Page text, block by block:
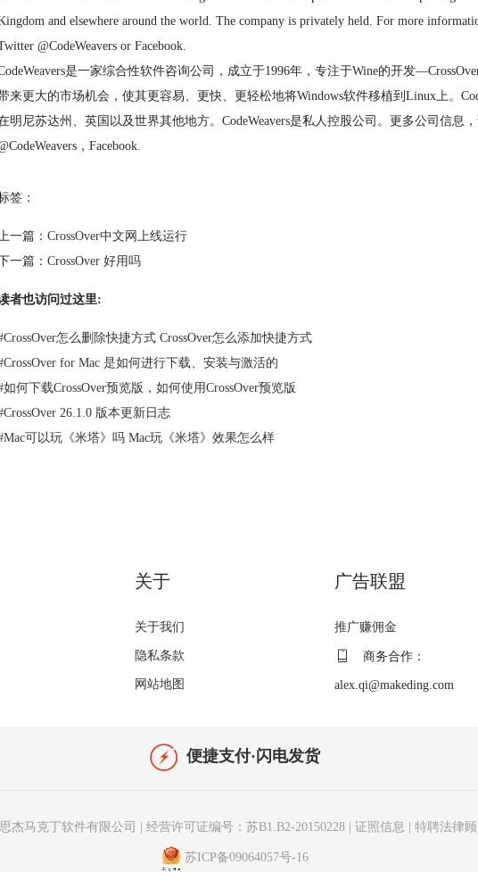
and elsewhere around the world. The company is privately held. For more
@CodeWeavers or Facebook.
是一家综合性软件咨询公司，成立于1996年，专注于Wine的开发
来更大的市场机会，使其更容易、更快、更轻松地将Windows软件移植到Linux上。
明尼苏达州、英国以及世界其他地方。CodeWeavers是私人控股公司。更多公司信息，
，Facebook.
签：
一篇： CrossOver中文网上线运行
一篇： CrossOver 好用吗
者也访问过这里:
CrossOver怎么删除快捷方式 CrossOver怎么添加快捷方式
CrossOver for Mac 是如何进行下载、安装与激活的
如何下载CrossOver预览版，如何使用CrossOver预览版
CrossOver 26.1.0 版本更新日志
Mac可以玩《米塔》吗 Mac玩《米塔》效果怎么样
关于
关于我们
隐私条款
网站地图
广告联盟
推广赚佣金
商务合作：
alex.qi@makeding.com
便捷支付·闪电发货
杰马克丁软件有限公司 经营许可证编号：苏B1.B2-20150228 证照信息 特聘法律
苏ICP备09064057号-16